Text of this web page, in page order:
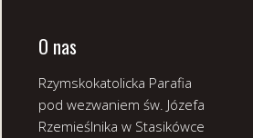
O nas
Rzymskokatolicka Parafia
pod wezwaniem św. Józefa
Rzemieślnika w Stasikówce